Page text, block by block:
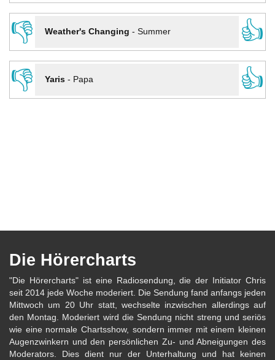
👎
Weather's Changing - Summer
👍
👎
Yaris- Papa 👍
Die Hörercharts
"Die Hörercharts" ist eine Radiosendung, die der Initiator Chris
seit 2014 jede Woche moderiert. Die Sendung fand anfangs jeden
Mittwoch um 20 Uhr statt, wechselte inzwischen allerdings auf
den Montag. Moderiert wird die Sendung nicht streng und seriös
wie eine normale Chartsshow, sondern immer mit einem kleinen
Augenzwinkern und den persönlichen Zu- und Abneigungen des
Moderators. Dies dient nur der Unterhaltung und hat keinen